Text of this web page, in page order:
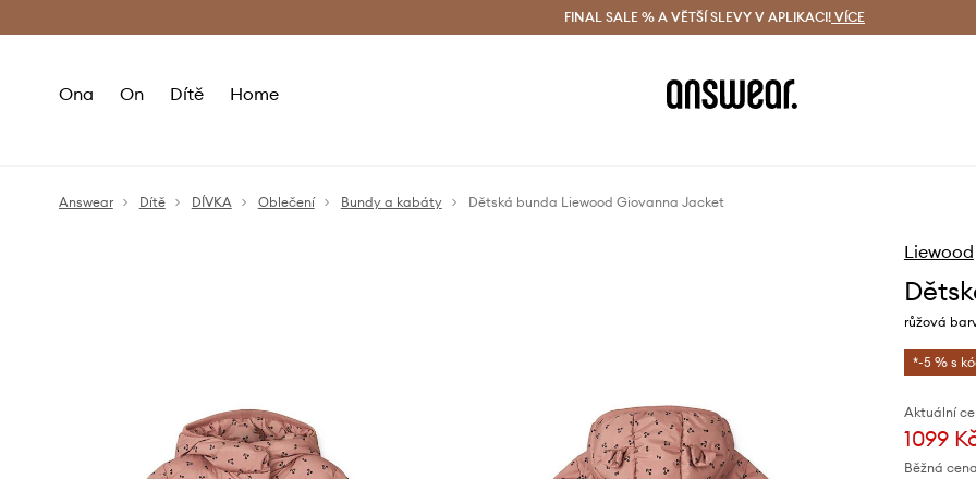
Doručení a vrácení zdarma (od 1800 Kč) Doručení i do 24 h
FINAL SALE % A VĚTŠÍ SLEVY V APLIKACI! VÍCE
Ona On Dítě Home
Answear Dítě DÍVKA Oblečení Bundy a kabáty Dětská bunda Liewood Giovanna Jacket
Liewood
růžová
*-5 % s
Aktuální
1099
Běžná